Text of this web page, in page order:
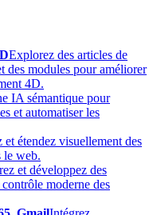
Explorez des articles de
des modules pour améliorer
4D.
IA sémantique pour
et automatiser les
et étendez visuellement des
le web.
et développez des
moderne des